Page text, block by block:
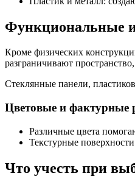
Функциональные
Кроме физических
разграничивают
Стеклянные панели,
Цветовые и фактурные
Различные цвета
Текстурные
Что учесть при